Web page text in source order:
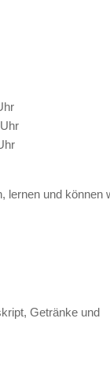
lernen und können
Getränke und